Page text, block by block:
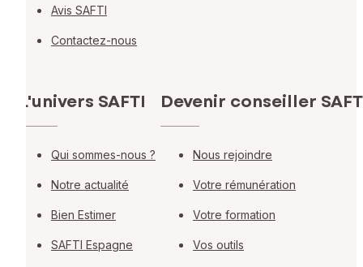
Avis SAFTI
Contactez-nous
L'univers SAFTI
Qui sommes-nous ?
Notre actualité
Bien Estimer
SAFTI Espagne
Devenir conseiller
Nous rejoindre
Votre rémunération
Votre formation
Vos outils